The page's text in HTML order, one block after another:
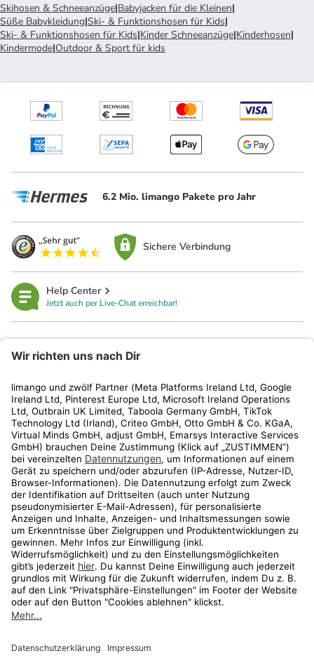
Skihosen & Schneeanzüge|Babyjacken für die Kleinen|
Süße Babykleidung|Ski- & Funktionshosen für Kids|
Ski- & Funktionshosen für Kids|Kinder Schneeanzüge|Kinderhosen|
Kindermode|Outdoor & Sport für kids
6.2 Mio. limango Pakete pro Jahr
Sichere Verbindung
Help Center
Jetzt auch per Live-Chat erreichbar!
Kundenservice
Shop
Aktionen
Travel